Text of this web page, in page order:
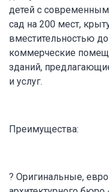
детей с
сад на 200 мест,
вместительностью
коммерческие
зданий,
и услуг.
Преимущества:
? Оригинальные,